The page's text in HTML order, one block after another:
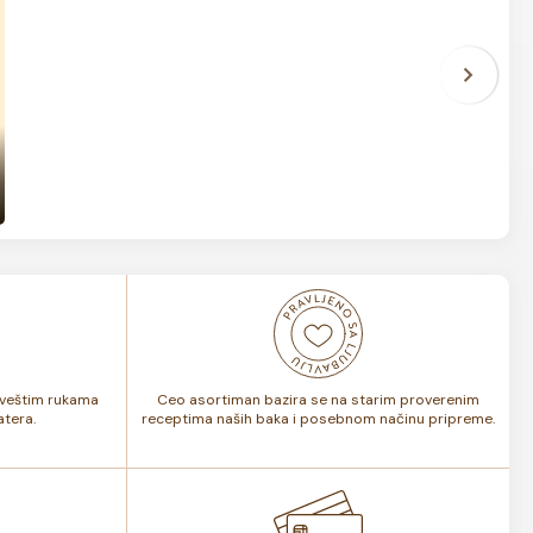
rukama
Ceo asortiman bazira se na starim proverenim
receptima naših baka i posebnom načinu pripreme.